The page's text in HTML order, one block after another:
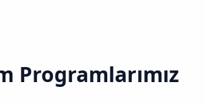
Programlarımız